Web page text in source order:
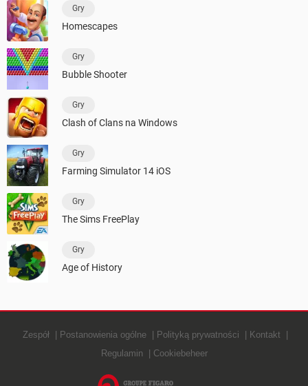
Gry
Homescapes
Gry
Bubble Shooter
Gry
Clash of Clans na Windows
Gry
Farming Simulator 14 iOS
Gry
The Sims FreePlay
Gry
Age of History
Zespół Postanowienia ogólne Polityką prywatności
Kontakt
Regulamin
Cookiebeheer